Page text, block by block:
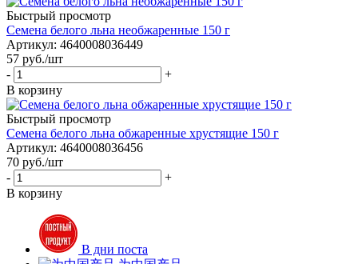
Быстрый просмотр
Семена белого льна необжаренные 150 г
Артикул: 4640008036449
57 руб./шт
-
+
В корзину
Быстрый просмотр
Семена белого льна обжаренные хрустящие 150 г
Артикул: 4640008036456
70 руб./шт
-
+
В корзину
В дни поста